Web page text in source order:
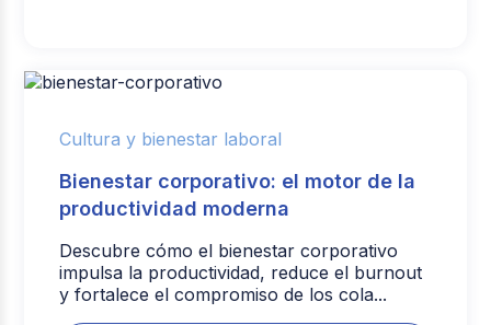
Cultura y bienestar laboral
Bienestar corporativo: el motor de la
productividad moderna
Descubre cómo el bienestar corporativo
impulsa la productividad, reduce el burnout
y fortalece el compromiso de los cola...